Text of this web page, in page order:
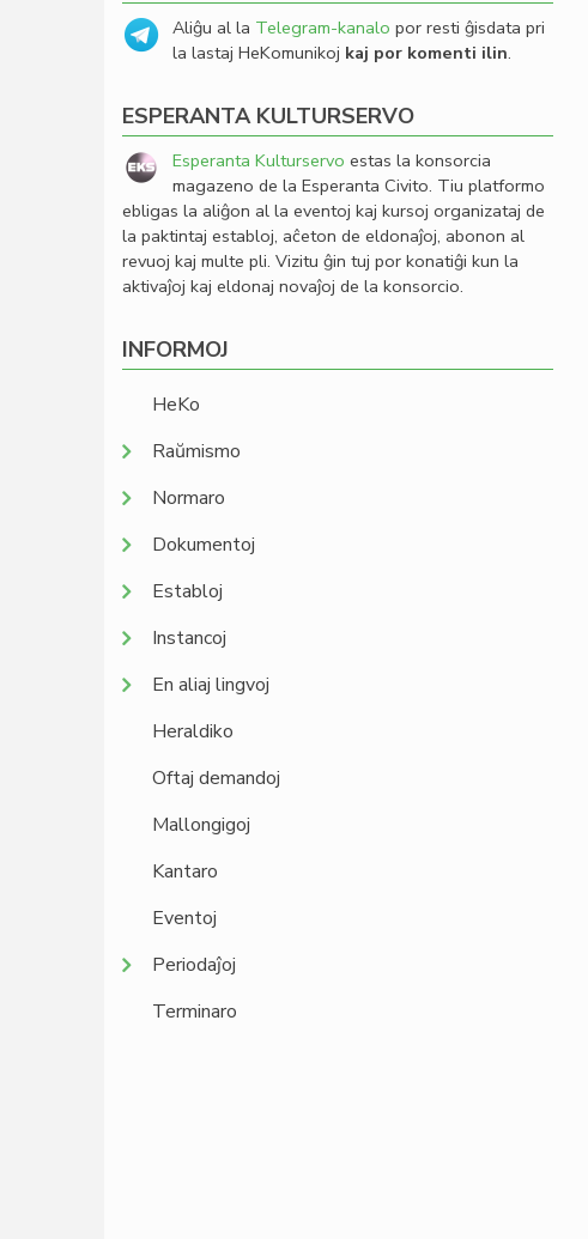
Aliĝu al la Telegram-kanalo por resti ĝisdata pri
la lastaj HeKomunikoj kaj por komenti ilin.
ESPERANTA KULTURSERVO
Esperanta Kulturservo estas la konsorcia
magazeno de la Esperanta Civito. Tiu platformo
ebligas la aliĝon al la eventoj kaj kursoj organizataj de
la paktintaj establoj, aĉeton de eldonaĵoj, abonon al
revuoj kaj multe pli. Vizitu ĝin tuj por konatiĝi kun la
aktivaĵoj kaj eldonaj novaĵoj de la konsorcio.
INFORMOJ
HeKo
Raŭmismo
Normaro
Dokumentoj
Establoj
Instancoj
En aliaj lingvoj
Heraldiko
Oftaj demandoj
Mallongigoj
Kantaro
Eventoj
Periodaĵoj
Terminaro